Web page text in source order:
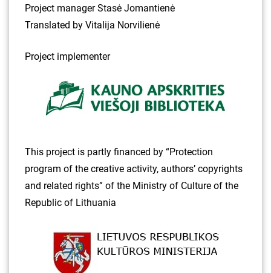
Project manager Stasė Jomantienė
Translated by Vitalija Norvilienė
Project implementer
This project is partly financed by “Protection
program of the creative activity, authors’ copyrights
and related rights” of the Ministry of Culture of the
Republic of Lithuania